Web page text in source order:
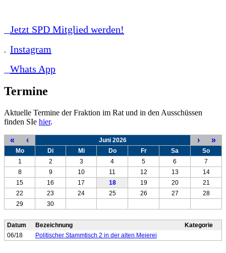
Jetzt SPD Mitglied werden!
. Instagram
Whats App
Termine
Aktuelle Termine der Fraktion im Rat und in den Ausschüssen
finden SIe hier.
« ‹ Juni 2026 › »
Mo Di Mi Do Fr Sa
So
1
2 3 4 5 6
7
8
9 10 11 12 13
14
15
16 17 18 19 20
21
22
23 24 25 26 27
28
29
30
Datum Bezeichnung
Kategorie
06/18
Politischer Stammtisch 2 in der alten Meierei